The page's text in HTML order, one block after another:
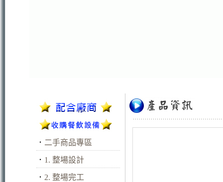
． 二手商品專區
． 1. 整場設計
． 2. 整場完工